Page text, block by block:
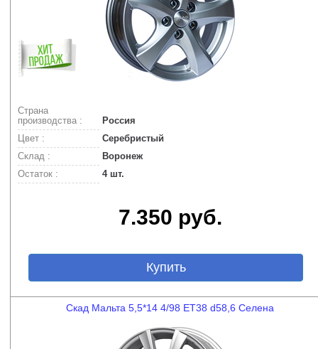
Страна
производства :
Россия
Цвет :
Серебристый
Склад :
Воронеж
Остаток :
4 шт.
7.350 руб.
Купить
Скад Мальта 5,5*14 4/98 ET38 d58,6 Селена